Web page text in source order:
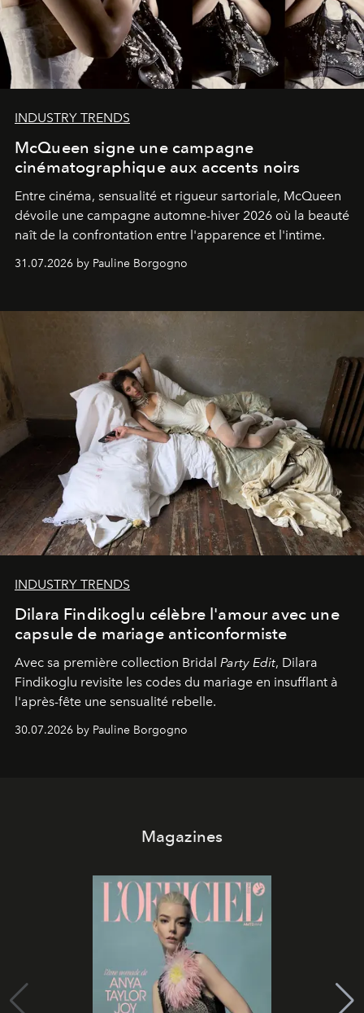
INDUSTRY TRENDS
McQueen signe une campagne
cinématographique aux accents noirs
Entre cinéma, sensualité et rigueur sartoriale, McQueen
dévoile une campagne automne-hiver 2026 où la beauté
naît de la confrontation entre l'apparence et l'intime.
31.07.2026 by Pauline Borgogno
INDUSTRY TRENDS
Dilara Findikoglu célèbre l'amour avec une
capsule de mariage anticonformiste
Avec sa première collection Bridal Party Edit, Dilara
Findikoglu revisite les codes du mariage en insufflant à
l'après-fête une sensualité rebelle.
30.07.2026 by Pauline Borgogno
Magazines